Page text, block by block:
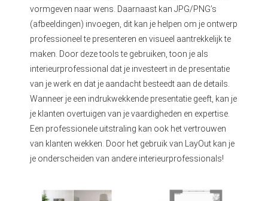
vormgeven naar wens. Daarnaast kan JPG/PNG’s
(afbeeldingen) invoegen, dit kan je helpen om je ontwerp
professioneel te presenteren en visueel aantrekkelijk te
maken. Door deze tools te gebruiken, toon je als
interieurprofessional dat je investeert in de presentatie
van je werk en dat je aandacht besteedt aan de details.
Wanneer je een indrukwekkende presentatie geeft, kan je
je klanten overtuigen van je vaardigheden en expertise.
Een professionele uitstraling kan ook het vertrouwen
van klanten wekken. Door het gebruik van LayOut kan je
je onderscheiden van andere interieurprofessionals!